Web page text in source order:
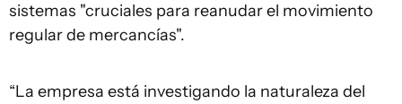
sistemas "cruciales para reanudar el movimiento
regular de mercancías".
“La empresa está investigando la naturaleza del